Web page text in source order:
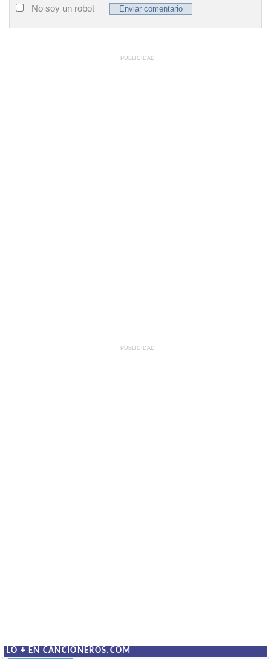
No soy un robot
PUBLICIDAD
PUBLICIDAD
LO + EN CANCIONEROS.COM